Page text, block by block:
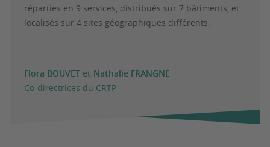
réparties en 9 services, distribués sur 7 bâtiments, et
localisés sur 4 sites géographiques différents.
Flora BOUVET et Nathalie FRANGNE
Co-directrices du CRTP